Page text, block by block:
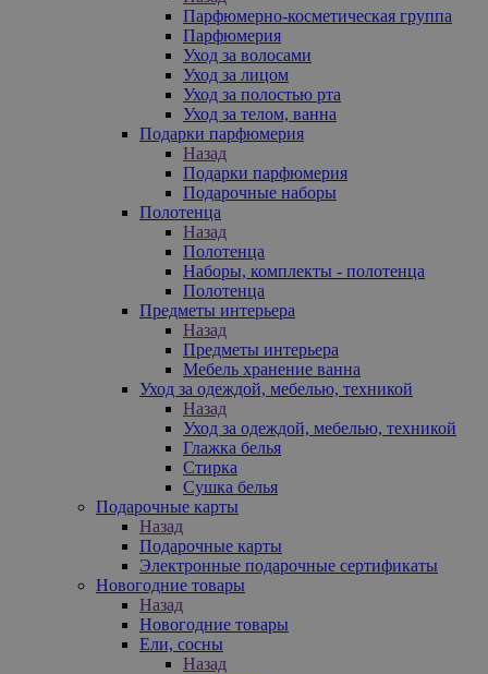
Парфюмерно-косметическая группа
Парфюмерия
Уход за волосами
Уход за лицом
Уход за полостью рта
Уход за телом, ванна
Подарки парфюмерия
Назад
Подарки парфюмерия
Подарочные наборы
Полотенца
Назад
Полотенца
Наборы, комплекты - полотенца
Полотенца
Предметы интерьера
Назад
Предметы интерьера
Мебель хранение ванна
Уход за одеждой, мебелью, техникой
Назад
Уход за одеждой, мебелью, техникой
Глажка белья
Стирка
Сушка белья
Подарочные карты
Назад
Подарочные карты
Электронные подарочные сертификаты
Новогодние товары
Назад
Новогодние товары
Ели, сосны
Назад